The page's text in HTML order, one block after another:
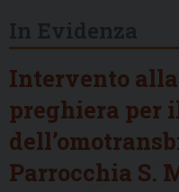
Intervento
preghiera per
Parrocchia S.